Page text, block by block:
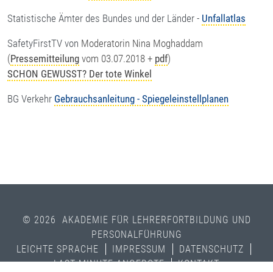
Statistische Ämter des Bundes und der Länder - Unfallatlas
SafetyFirstTV von Moderatorin Nina Moghaddam
(Pressemitteilung vom 03.07.2018 + pdf)
SCHON GEWUSST? Der tote Winkel
BG Verkehr Gebrauchsanleitung - Spiegeleinstellplanen
© 2026 AKADEMIE FÜR LEHRERFORTBILDUNG UND
PERSONALFÜHRUNG
LEICHTE SPRACHE
IMPRESSUM
DATENSCHUTZ
LAST MINUTE ANGEBOTE
KONTAKT